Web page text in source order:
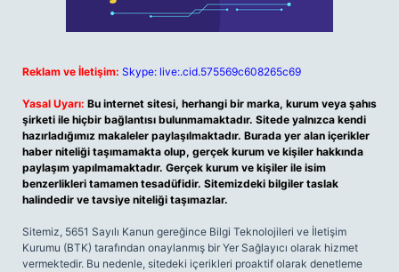
Reklam ve İletişim: Skype: live:.cid.575569c608265c69
Yasal Uyarı: Bu internet sitesi, herhangi bir marka, kurum veya şahıs
şirketi ile hiçbir bağlantısı bulunmamaktadır. Sitede yalnızca kendi
hazırladığımız makaleler paylaşılmaktadır. Burada yer alan içerikler
haber niteliği taşımamakta olup, gerçek kurum ve kişiler hakkında
paylaşım yapılmamaktadır. Gerçek kurum ve kişiler ile isim
benzerlikleri tamamen tesadüfidir. Sitemizdeki bilgiler taslak
halindedir ve tavsiye niteliği taşımazlar.
Sitemiz, 5651 Sayılı Kanun gereğince Bilgi Teknolojileri ve İletişim
Kurumu (BTK) tarafından onaylanmış bir Yer Sağlayıcı olarak hizmet
vermektedir. Bu nedenle, sitedeki içerikleri proaktif olarak denetleme